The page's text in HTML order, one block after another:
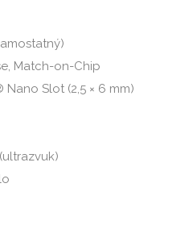
Match-on-Chip
Slot (2,5 × 6 mm)